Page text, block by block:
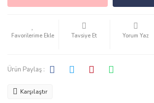
Tavsiye Et Yorum Yaz
Ürün Paylaş :
Karşılaştır